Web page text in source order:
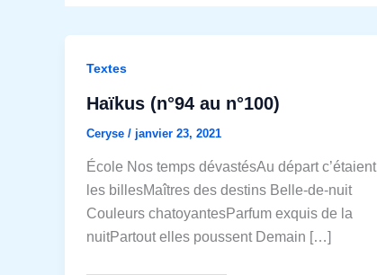
Textes
Haïkus (n°94 au n°100)
Ceryse / janvier 23, 2021
École Nos temps dévastésAu départ c’étaient
les billesMaîtres des destins Belle-de-nuit
Couleurs chatoyantesParfum exquis de la
nuitPartout elles poussent Demain […]